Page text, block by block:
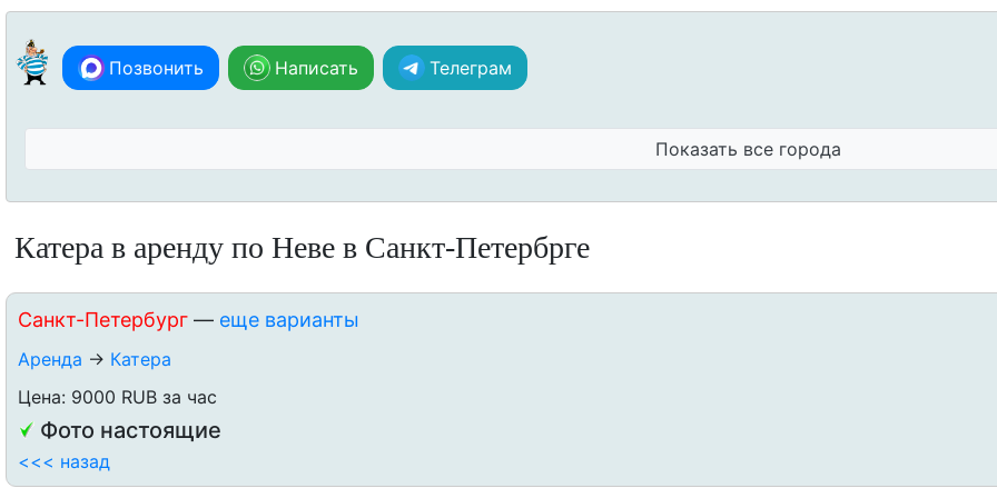
Позвонить Написать Телеграм
Показать все города
Катера в аренду по Неве в Санкт-Петербрге
Санкт-Петербург — еще варианты
Аренда → Катера
Цена: 9000 RUB за час
Фото настоящие
<<< назад